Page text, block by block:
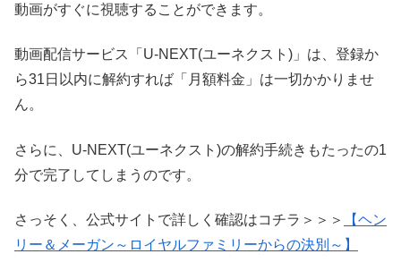
動画がすぐに視聴することができます。
動画配信サービス「U-NEXT(ユーネクスト)」は、登録か
ら31日以内に解約すれば「月額料金」は一切かかりませ
ん。
さらに、U-NEXT(ユーネクスト)の解約手続きもたったの1
分で完了してしまうのです。
さっそく、公式サイトで詳しく確認はコチラ＞＞＞
【ヘン
リー＆メーガン～ロイヤルファミリーからの決別～】